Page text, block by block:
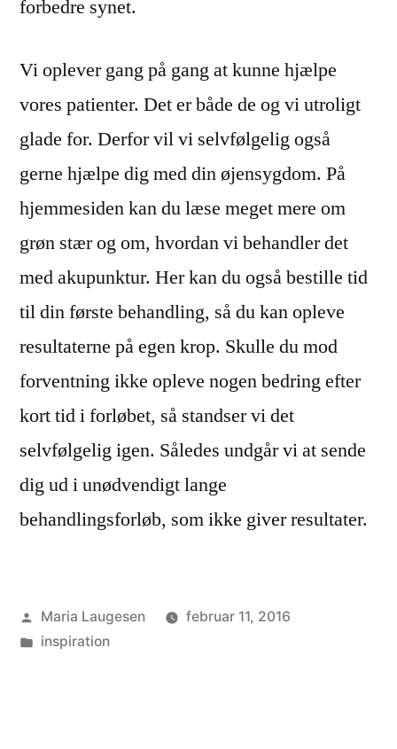
forbedre synet.
Vi oplever gang på gang at kunne hjælpe
vores patienter. Det er både de og vi utroligt
glade for. Derfor vil vi selvfølgelig også
gerne hjælpe dig med din øjensygdom. På
hjemmesiden kan du læse meget mere om
grøn stær og om, hvordan vi behandler det
med akupunktur. Her kan du også bestille tid
til din første behandling, så du kan opleve
resultaterne på egen krop. Skulle du mod
forventning ikke opleve nogen bedring efter
kort tid i forløbet, så standser vi det
selvfølgelig igen. Således undgår vi at sende
dig ud i unødvendigt lange
behandlingsforløb, som ikke giver resultater.
Posted
by
Maria Laugesen
februar 11, 2016
Posted
inspiration